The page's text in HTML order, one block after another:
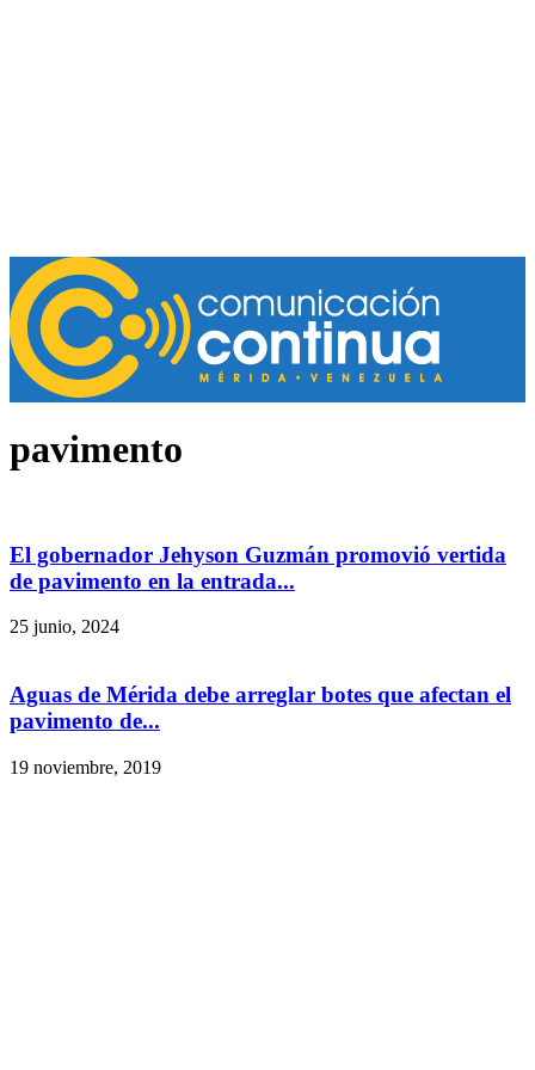
pavimento
El gobernador Jehyson Guzmán promovió vertida
de pavimento en la entrada...
25 junio, 2024
Aguas de Mérida debe arreglar botes que afectan el
pavimento de...
19 noviembre, 2019